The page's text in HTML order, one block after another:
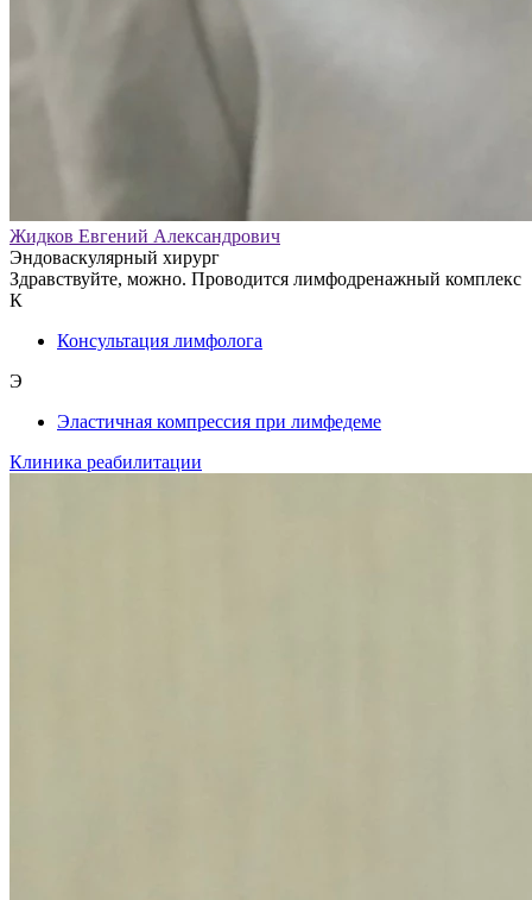
Жидков Евгений Александрович
Эндоваскулярный хирург
Здравствуйте, можно. Проводится лимфодренажный комплекс
К
Консультация лимфолога
Э
Эластичная компрессия при лимфедеме
Клиника реабилитации